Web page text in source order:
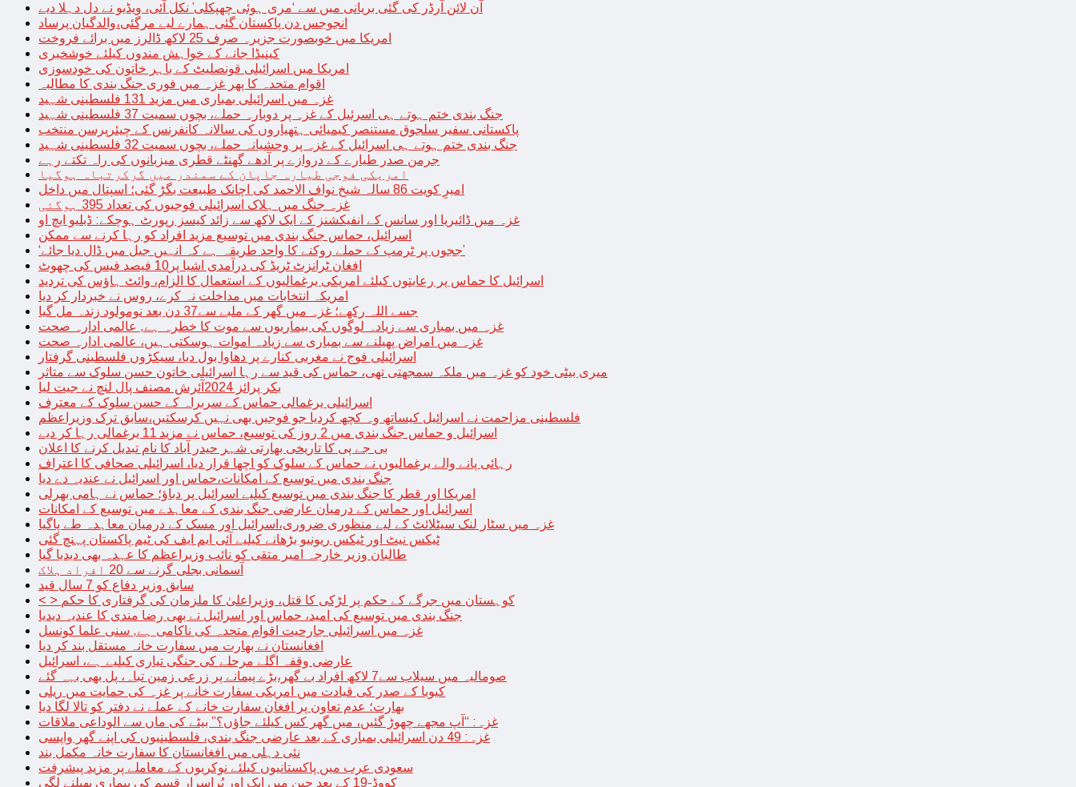
آن لائن آرڈر کی گئی بریانی میں سے ‘مری ہوئی چھپکلی’ نکل آئی، ویڈیو نے دل دہلا دیے
انجوجس دن پاکستان گئی ہمارے لیے مرگئی،والدگیان پرساد
امریکا میں خوبصورت جزیرہ صرف 25 لاکھ ڈالرز میں برائے فروخت
کینیڈا جانے کے خواہش مندوں کیلئے خوشخبری
امریکا میں اسرائیلی قونصلیٹ کے باہر خاتون کی خودسوزی
اقوام متحدہ کا پھر غزہ میں فوری جنگ بندی کا مطالبہ
غزہ میں اسرائیلی بمباری میں مزید 131 فلسطینی شہید
جنگ بندی ختم ہوتے ہی اسرئیل کے غزہ پر دوبارہ حملے، بچوں سمیت 37 فلسطینی شہید
پاکستانی سفیر سلجوق مستنصر کیمیائی ہتھیاروں کی سالانہ کانفرنس کے چیئرپرسن منتخب
جنگ بندی ختم ہوتے ہی اسرائیل کے غزہ پر وحشیانہ حملے، بچوں سمیت 32 فلسطینی شہید
جرمن صدر طیارے کے دروازے پر آدھے گھنٹے قطری میزبانوں کی راہ تکتے رہے
امریکی فوجی طیارہ جاپان کے سمندر میں گرکرتباہ ہوگیا
امیرِ کویت 86 سالہ شیخ نواف الاحمد کی اچانک طبیعت بگڑ گئی؛ اسپتال میں داخل
غزہ جنگ میں ہلاک اسرائیلی فوجیوں کی تعداد 395 ہوگئی
غزہ میں ڈائیریا اور سانس کے انفیکشنز کے ایک لاکھ سے زائد کیسز رپورٹ ہوچکے: ڈبلیو ایچ او
اسرائیل، حماس جنگ بندی میں توسیع مزید افراد کو رہا کرنے سے ممکن
‘ججوں پر ٹرمپ کے حملے روکنے کا واحد طریقہ ہے کہ انہیں جیل میں ڈال دیا جائے’
افغان ٹرانزٹ ٹریڈ کی درآمدی اشیا پر10 فیصد فیس کی چھوٹ
اسرائیل کا حماس پر رعایتوں کیلئے امریکی یرغمالیوں کے استعمال کا الزام، وائٹ ہاؤس کی تردید
امریکہ انتخابات میں مداخلت نہ کرے، روس نے خبردار کر دیا
جسے اللہ رکھے؛ غزہ میں گھر کے ملبے سے37 دن بعد نومولود زندہ مل گیا
غزہ میں بمباری سے زیادہ لوگوں کی بیماریوں سے موت کا خطرہ ہے, عالمی ادارہ صحت
غزہ میں امراض پھیلنے سے بمباری سے زیادہ اموات ہوسکتی ہیں، عالمی ادارہ صحت
اسرائیلی فوج نے مغربی کنارے پر دھاوا بول دیا، سیکڑوں فلسطینی گرفتار
میری بیٹی خود کو غزہ میں ملکہ سمجھتی تھی، حماس کی قید سے رہا اسرائیلی خاتون حسن سلوک سے متاثر
بکر پرائز 2024آئرش مصنف پال لنچ نے جیت لیا
اسرائیلی یرغمالی حماس کے سربراہ کے حسن سلوک کے معترف
فلسطینی مزاحمت نے اسرائیل کیساتھ وہ کچھ کردیا جو فوجیں بھی نہیں کرسکتیں،سابق ترک وزیراعظم
اسرائیل و حماس جنگ بندی میں 2 روز کی توسیع، حماس نے مزید 11 یرغمالی رہا کر دیے
بی جے پی کا تاریخی بھارتی شہر حیدر آباد کا نام تبدیل کرنے کا اعلان
رہائی پانے والے یرغمالیوں نے حماس کے سلوک کو اچھا قرار دیا، اسرائیلی صحافی کا اعتراف
جنگ بندی میں توسیع کے امکانات،حماس اور اسرائیل نے عندیہ دے دیا
امریکا اور قطر کا جنگ بندی میں توسیع کیلیے اسرائیل پر دباؤ؛ حماس نے ہامی بھرلی
اسرائیل اور حماس کے درمیان عارضی جنگ بندی کے معاہدے میں توسیع کے امکانات
غزہ میں سٹار لنک سیٹلائٹ کے لیے منظوری ضروری،اسرائیل اور مسک کے درمیان معاہدہ طے پاگیا
ٹیکس نیٹ اور ٹیکس ریونیو بڑھانے کیلیے آئی ایم ایف کی ٹیم پاکستان پہنچ گئی
طالبان وزیر خارجہ امیر متقی کو نائب وزیراعظم کا عہدہ بھی دیدیا گیا
آسمانی بجلی گرنے سے 20 افراد ہلاک
سابق وزیر دفاع کو 7 سال قید
< > کوہستان میں جرگے کے حکم پر لڑکی کا قتل، وزیراعلیٰ کا ملزمان کی گرفتاری کا حکم
جنگ بندی میں توسیع کی امید، حماس اور اسرائیل نے بھی رضا مندی کا عندیہ دیدیا
غزہ میں اسرائیلی جارحیت اقوام متحدہ کی ناکامی ہے, سنی علما کونسل
افغانستان نے بھارت میں سفارت خانہ مستقل بند کر دیا
عارضی وقفہ اگلے مرحلے کی جنگی تیاری کیلیے ہے، اسرائیل
صومالیہ میں سیلاب سے7 لاکھ افراد بے گھر،بڑے پیمانے پر زرعی زمین تباہ، پل بھی بہہ گئے
کیوبا کے صدر کی قیادت میں امریکی سفارت خانے پر غزہ کی حمایت میں ریلی
بھارت؛ عدم تعاون پر افغان سفارت خانے کے عملے نے دفتر کو تالا لگا دیا
غزہ: “آپ مجھے چھوڑ گئیں، میں گھر کس کیلئے جاؤں؟” بیٹے کی ماں سے الوداعی ملاقات
غزہ: 49 دن اسرائیلی بمباری کے بعد عارضی جنگ بندی، فلسطینیوں کی اپنے گھر واپسی
نئی دہلی میں افغانستان کا سفارت خانہ مکمل بند
سعودی عرب میں پاکستانیوں کیلئے نوکریوں کے معاملے پر مزید پیشرفت
کووڈ-19 کے بعد چین میں ایک اور پُراسرار قسم کی بیماری پھیلنے لگی